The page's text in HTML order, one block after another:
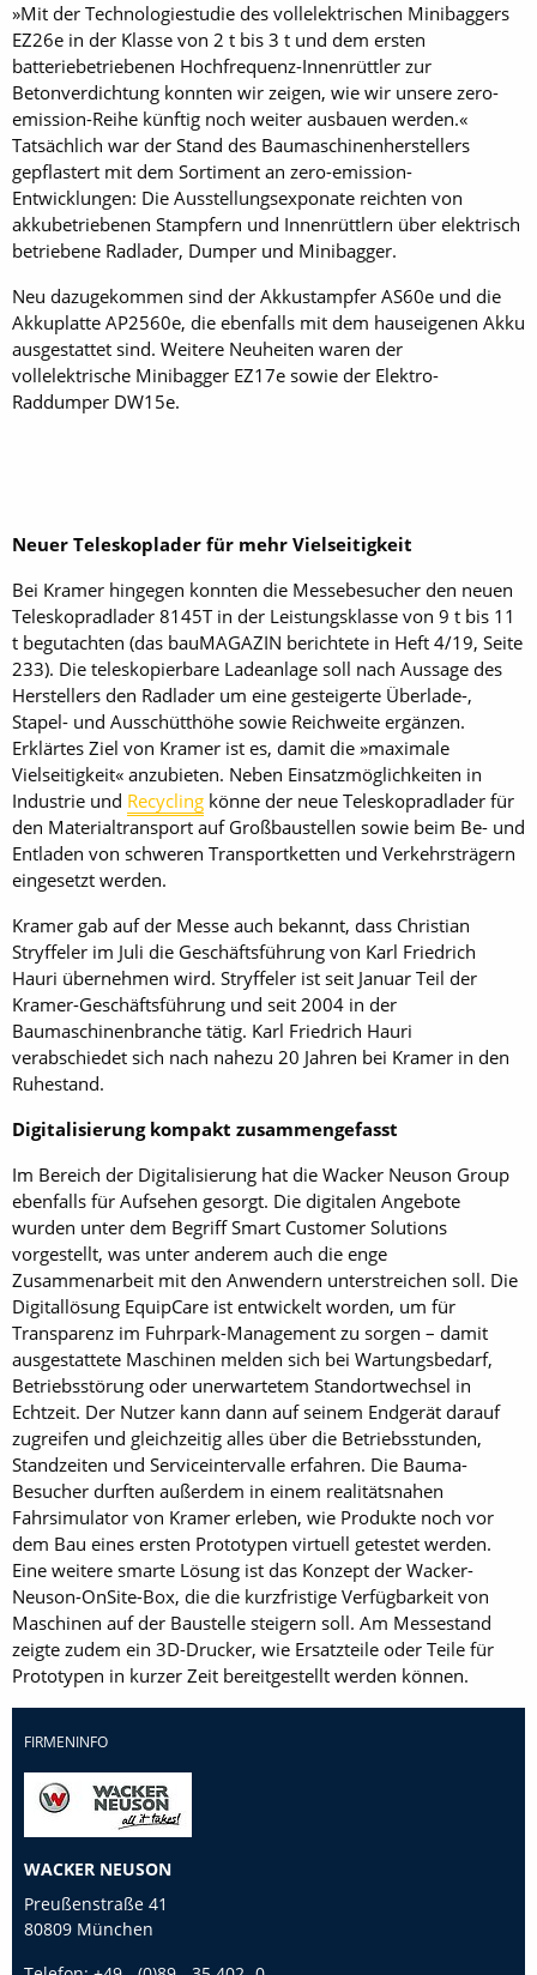
»Mit der Technologiestudie des vollelektrischen Minibaggers
EZ26e in der Klasse von 2 t bis 3 t und dem ersten
batteriebetriebenen Hochfrequenz-Innenrüttler zur
Betonverdichtung konnten wir zeigen, wie wir unsere zero-
emission-Reihe künftig noch weiter ausbauen werden.«
Tatsächlich war der Stand des Baumaschinenherstellers
gepflastert mit dem Sortiment an zero-emission-
Entwicklungen: Die Ausstellungsexponate reichten von
akkubetriebenen Stampfern und Innenrüttlern über elektrisch
betriebene Radlader, Dumper und Minibagger.
Neu dazugekommen sind der Akkustampfer AS60e und die
Akkuplatte AP2560e, die ebenfalls mit dem hauseigenen Akku
ausgestattet sind. Weitere Neuheiten waren der
vollelektrische Minibagger EZ17e sowie der Elektro-
Raddumper DW15e.
Neuer Teleskoplader für mehr Vielseitigkeit
Bei Kramer hingegen konnten die Messebesucher den neuen
Teleskopradlader 8145T in der Leistungsklasse von 9 t bis 11
t begutachten (das bauMAGAZIN berichtete in Heft 4/19, Seite
233). Die teleskopierbare Ladeanlage soll nach Aussage des
Herstellers den Radlader um eine gesteigerte Überlade-,
Stapel- und Ausschütthöhe sowie Reichweite ergänzen.
Erklärtes Ziel von Kramer ist es, damit die »maximale
Vielseitigkeit« anzubieten. Neben Einsatzmöglichkeiten in
Industrie und Recycling könne der neue Teleskopradlader für
den Materialtransport auf Großbaustellen sowie beim Be- und
Entladen von schweren Transportketten und Verkehrsträgern
eingesetzt werden.
Kramer gab auf der Messe auch bekannt, dass Christian
Stryffeler im Juli die Geschäftsführung von Karl Friedrich
Hauri übernehmen wird. Stryffeler ist seit Januar Teil der
Kramer-Geschäftsführung und seit 2004 in der
Baumaschinenbranche tätig. Karl Friedrich Hauri
verabschiedet sich nach nahezu 20 Jahren bei Kramer in den
Ruhestand.
Digitalisierung kompakt zusammengefasst
Im Bereich der Digitalisierung hat die Wacker Neuson Group
ebenfalls für Aufsehen gesorgt. Die digitalen Angebote
wurden unter dem Begriff Smart Customer Solutions
vorgestellt, was unter anderem auch die enge
Zusammenarbeit mit den Anwendern unterstreichen soll. Die
Digitallösung EquipCare ist entwickelt worden, um für
Transparenz im Fuhrpark-Management zu sorgen – damit
ausgestattete Maschinen melden sich bei Wartungsbedarf,
Betriebsstörung oder unerwartetem Standortwechsel in
Echtzeit. Der Nutzer kann dann auf seinem Endgerät darauf
zugreifen und gleichzeitig alles über die Betriebsstunden,
Standzeiten und Serviceintervalle erfahren. Die Bauma-
Besucher durften außerdem in einem realitätsnahen
Fahrsimulator von Kramer erleben, wie Produkte noch vor
dem Bau eines ersten Prototypen virtuell getestet werden.
Eine weitere smarte Lösung ist das Konzept der Wacker-
Neuson-OnSite-Box, die die kurzfristige Verfügbarkeit von
Maschinen auf der Baustelle steigern soll. Am Messestand
zeigte zudem ein 3D-Drucker, wie Ersatzteile oder Teile für
Prototypen in kurzer Zeit bereitgestellt werden können.
FIRMENINFO
WACKER NEUSON
Preußenstraße 41
80809 München